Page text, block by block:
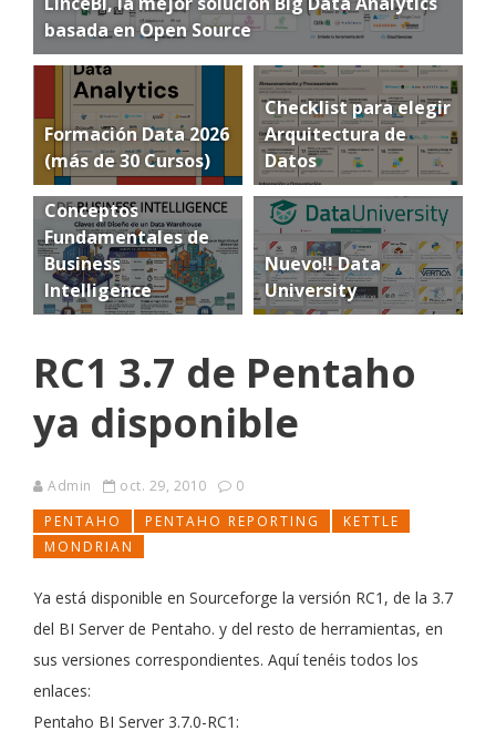
basada en Open Source
Formación Data 2026
(más de 30 Cursos)
Checklist para elegir
Arquitectura de
Datos
Conceptos
Fundamentales de
Business
Intelligence
Nuevo!! Data
University
RC1 3.7 de Pentaho
ya disponible
Admin oct. 29, 2010
0
PENTAHO
PENTAHO REPORTING
KETTLE
MONDRIAN
Ya está disponible en Sourceforge la versión RC1, de la 3.7
del BI Server de Pentaho. y del resto de herramientas, en
sus versiones correspondientes. Aquí tenéis todos los
enlaces:
Pentaho BI Server 3.7.0-RC1: